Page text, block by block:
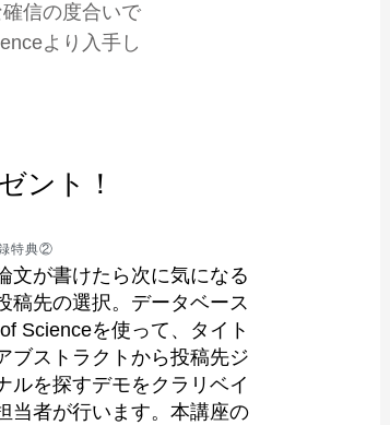
信の度合いで
より入手し
ント！
特典②
文が書けたら次に気になる
稿先の選択。データベース
Scienceを使って、タイト
ブストラクトから投稿先ジ
ルを探すデモをクラリベイ
当者が行います。本講座の